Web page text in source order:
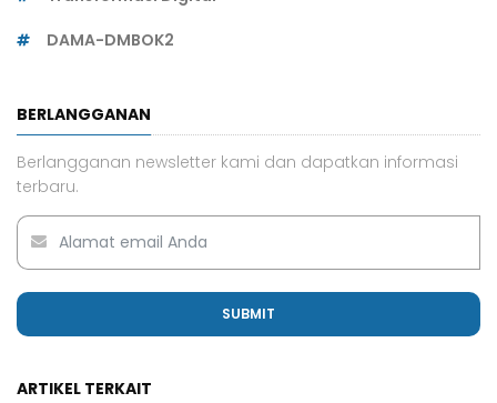
DAMA-DMBOK2
BERLANGGANAN
Berlangganan newsletter kami dan dapatkan informasi
terbaru.
SUBMIT
ARTIKEL TERKAIT